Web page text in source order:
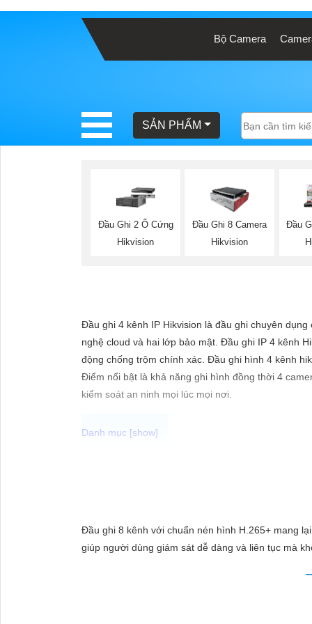
Bộ Camera
SẢN PHẨM
Đầu Ghi 2 Ổ Cứng
Hikvision
Đầu Ghi 8 Camera
Hikvision
Đầu
Đầu ghi 4 kênh IP Hikvision là đầu ghi chuyên
nghệ cloud và hai lớp bảo mật. Đầu ghi IP 4 kênh
động chống trộm chính xác. Đầu ghi hình 4 kênh
Điểm nổi bật là khả năng ghi hình đồng thời 4
kiểm soát an ninh mọi lúc mọi nơi.
Chắc chắn! Dưới đây là cách bạn có thể viết một
trong lĩnh vực an ninh và giám sát. Với chất lượng
Đầu ghi 8 kênh với chuẩn nén hình H.265+ mang
giúp người dùng giám sát dễ dàng và liên tục mà